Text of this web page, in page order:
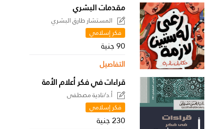
مقدمات البشري
المستشار طارق البشري
فكر إسلامي
90 جنية
التفاصيل
قراءات في فكر أعلام الأمة
أ.د/نادية مصطفى
فكر إسلامي
230 جنية